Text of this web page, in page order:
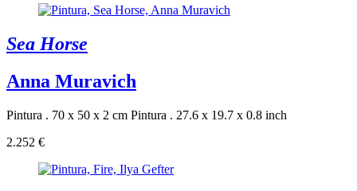
Sea Horse
Anna Muravich
Pintura . 70 x 50 x 2 cm Pintura . 27.6 x 19.7 x 0.8 inch
2.252 €